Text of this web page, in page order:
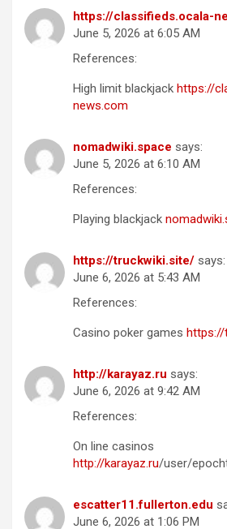
https://classifieds.ocala-
June 5, 2026 at 6:05 AM
References:
High limit blackjack https://
news.com
nomadwiki.space says:
June 5, 2026 at 6:10 AM
References:
Playing blackjack
https://truckwiki.site/ says:
June 6, 2026 at 5:43 AM
References:
Casino poker games
http://karayaz.ru says:
June 6, 2026 at 9:42 AM
References:
On line casinos
http://karayaz.ru/user/
escatter11.fullerton.edu
June 6, 2026 at 1:06 PM